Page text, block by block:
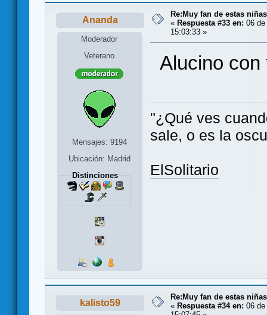
Ananda
Moderador
Veterano
Mensajes: 9194
Ubicación: Madrid
Distinciones
Re:Muy fan de estas
« Respuesta #33 en: 06
15:03:33 »
Alucino
"¿Qué ves
sale, o es la
ElSolitario
kalisto59
Re:Muy fan de estas
« Respuesta #34 en: 06